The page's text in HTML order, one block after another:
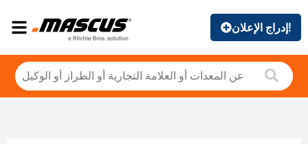
إدراج الإعلان!